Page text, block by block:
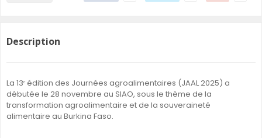
Description
La 13ᵉ édition des Journées agroalimentaires (JAAL 2025) a
débutée le 28 novembre au SIAO, sous le thème de la
transformation agroalimentaire et de la souveraineté
alimentaire au Burkina Faso.